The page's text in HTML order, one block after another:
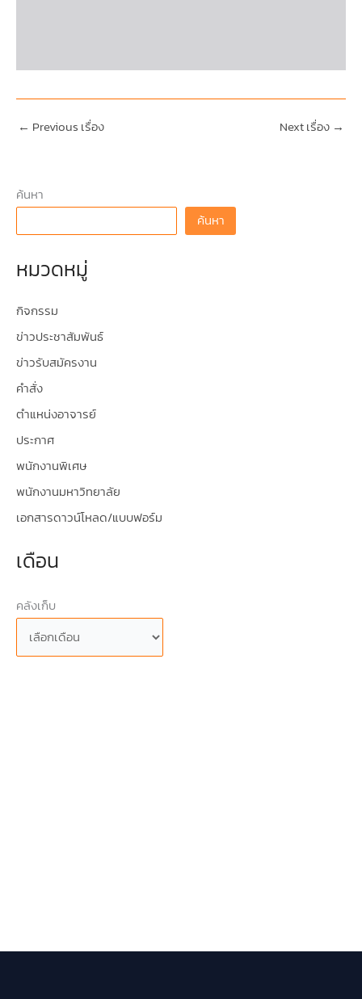
← Previous เรื่อง Next เรื่อง →
ค้นหา
ค้นหา
หมวดหมู่
กิจกรรม
ข่าวประชาสัมพันธ์
ข่าวรับสมัครงาน
คำสั่ง
ตำแหน่งอาจารย์
ประกาศ
พนักงานพิเศษ
พนักงานมหาวิทยาลัย
เอกสารดาวน์โหลด/แบบฟอร์ม
เดือน
คลังเก็บ